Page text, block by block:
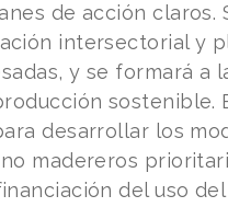
de acción claros.
intersectorial y
y se formará a
sostenible.
desarrollar los
madereros
del uso